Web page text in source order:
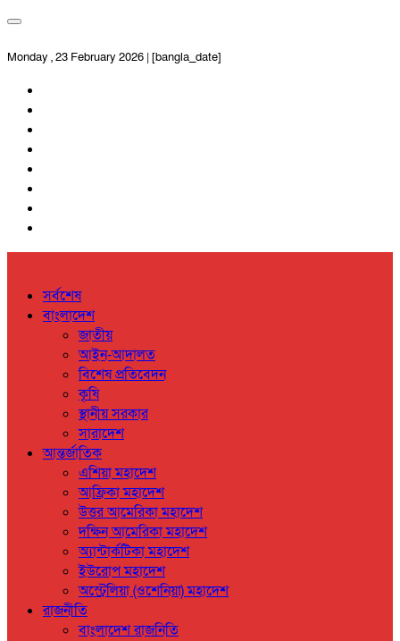
Monday , 23 February 2026 | [bangla_date]
সর্বশেষ
বাংলাদেশ
জাতীয়
আইন-আদালত
বিশেষ প্রতিবেদন
কৃষি
স্থানীয় সরকার
সারাদেশ
আন্তর্জাতিক
এশিয়া মহাদেশ
আফ্রিকা মহাদেশ
উত্তর আমেরিকা মহাদেশ
দক্ষিন আমেরিকা মহাদেশ
অ্যান্টার্কটিকা মহাদেশ
ইউরোপ মহাদেশ
অস্ট্রেলিয়া (ওশেনিয়া) মহাদেশ
রাজনীতি
বাংলাদেশ রাজনিতি